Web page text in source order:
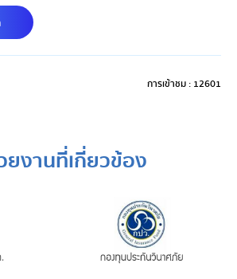
การเข้าชม : 12601
ยงานที่เกี่ยวข้อง